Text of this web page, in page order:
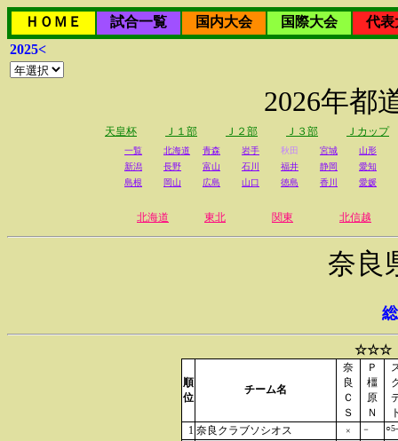
ＨＯＭＥ 試合一覧 国内大会 国際大会
代表
2025<
2026年都
天皇杯 Ｊ１部 Ｊ２部 Ｊ３部 Ｊカップ
一覧 北海道 青森 岩手 秋田 宮城
山形
新潟
長野 富山 石川 福井 静岡
愛知
島根
岡山 広島 山口 徳島 香川 愛媛
北海道 東北 関東 北信越
奈良
☆☆☆
順
位
チーム名
奈
良
Ｃ
Ｓ
Ｐ
橿
原
Ｎ
1 奈良クラブソシオス × －